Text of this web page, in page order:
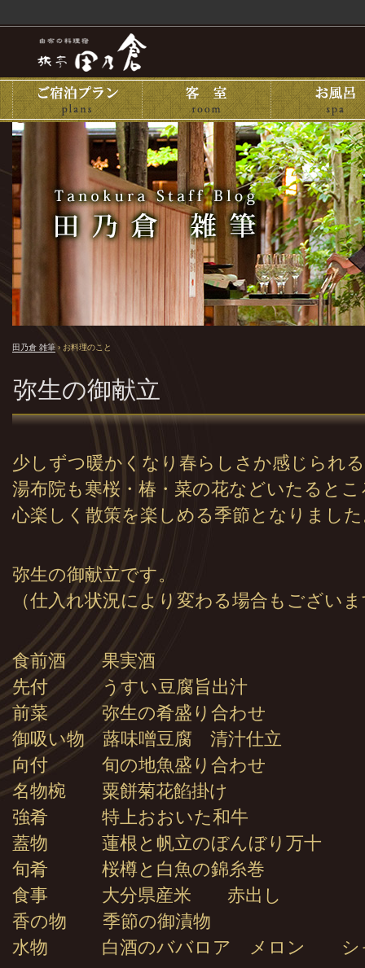
田乃倉 雑筆 › お料理のこと
弥生の御献立
少しずつ暖かくなり春らしさか感じられ
湯布院も寒桜・椿・菜の花などいたると
心楽しく散策を楽しめる季節となりまし
弥生の御献立です。
（仕入れ状況により変わる場合もござい
食前酒 果実酒
先付 うすい豆腐旨出汁
前菜 弥生の肴盛り合わせ
御吸い物 蕗味噌豆腐 清汁仕立
向付 旬の地魚盛り合わせ
名物椀 粟餅菊花餡掛け
強肴 特上おおいた和牛
蓋物 蓮根と帆立のぼんぼり万十
旬肴 桜樽と白魚の錦糸巻
食事 大分県産米 赤出し
香の物 季節の御漬物
水物 白酒のババロア メロン シャ